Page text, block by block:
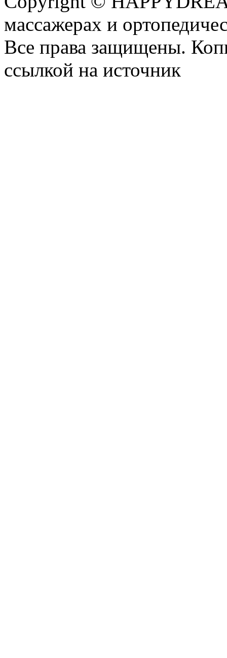
массажерах и
Все права защищены.
ссылкой на источник